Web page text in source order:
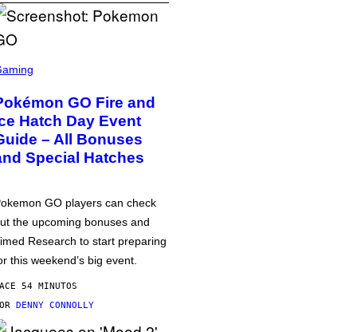
GO Fire and
Hatch Day Event
– All Bonuses
Special Hatches
GO players can check
the upcoming bonuses and
Research to start preparing
this weekend’s big event.
54 MINUTOS
DENNY CONNOLLY